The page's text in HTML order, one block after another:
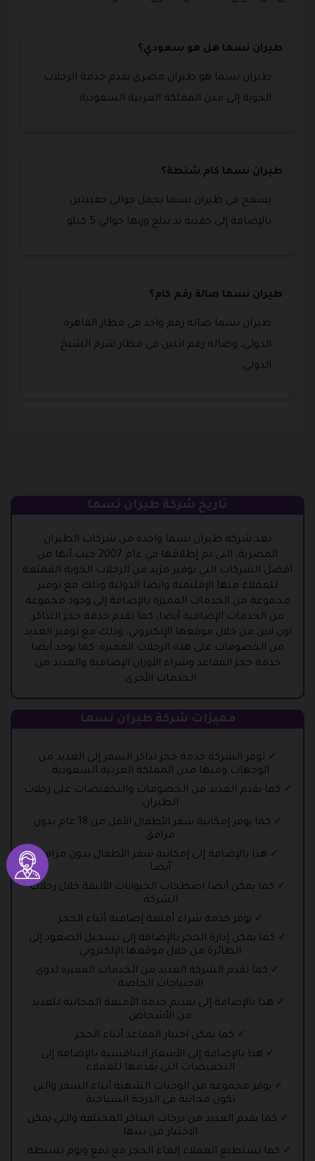
طيران نسما هل هو سعودي؟
طيران نسما هو طيران مصري يقدم خدمة الرحلات
الجوية إلى مدن المملكة العربية السعودية.
طيران نسما كام شنطة؟
يسمح في طيران نسما بحمل حوالي حقيبتين
بالإضافة إلى حقيبة يد يبلغ وزنها حوالي 5 كيلو.
طيران نسما صالة رقم كام؟
طيران نسما صالة رقم واحد في مطار القاهرة
الدولي، وصالة رقم اثنين في مطار شرم الشيخ
الدولي.
تاريخ شركة طيران نسما
تعد شركة طيران نسما واحدة من شركات الطيران
المصرية، التي تم إطلاقها في عام 2007 حيث أنها من
أفضل الشركات التي توفير مزيد من الرحلات الجوية الممتعة
للعملاء منها الإقليمية وايضا الدولية وذلك مع توفير
مجموعة من الخدمات المميزة بالإضافة إلى وجود مجموعة
من الخدمات الإضافية أيضا، كما تقدم خدمة حجز التذاكر
اون لاين من خلال موقعها الإلكتروني، وذلك مع توفير العديد
من الخصومات على هذه الرحلات المميزة، كما يوجد أيضا
خدمة حجز المقاعد وشراء الأوزان الإضافية والعديد من
الخدمات الأخرى.
مميزات شركة طيران نسما
توفر الشركة خدمة حجز تذاكر السفر إلى العديد من
الوجهات ومنها مدن المملكة العربية السعودية.
كما يقدم العديد من الخصومات والتخفيضات على رحلات
الطيران.
كما يوفر إمكانية سفر الأطفال الأقل من 18 عام بدون
مرافق.
هذا بالإضافة إلى إمكانية سفر الأطفال بدون مرافق
أيضا.
كما يمكن أيضا اصطحاب الحيوانات الأليفة خلال رحلات
الشركة.
يوفر خدمة شراء أمتعة إضافية أثناء الحجز.
كما يمكن إدارة الحجز بالإضافة إلى تسجيل الصعود إلى
الطائرة من خلال موقعها الإلكتروني.
كما تقدم الشركة العديد من الخدمات المميزة لذوي
الاحتياجات الخاصة.
هذا بالإضافة إلى تقديم خدمة الأمتعة المجانية للعديد
من الأشخاص.
كما يمكن اختيار المقاعد أثناء الحجز.
هذا بالإضافة إلى الأسعار التنافسية بالإضافة إلى
التخفيضات التي يقدمها للعملاء.
يوفر مجموعة من الوجبات الشهية أثناء السفر والتي
تكون مجانية في الدرجة السياحية.
كما يقدم العديد من درجات التذاكر المختلفة والتي يمكن
الاختيار من بينها.
كما يستطيع العملاء إلغاء الحجز مع دفع ويوم بسيطة.